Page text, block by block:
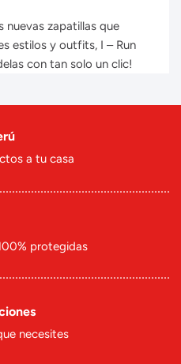
nuevas zapatillas que
estilos y outfits, I – Run
con tan solo un clic!
a tu casa
protegidas
necesites